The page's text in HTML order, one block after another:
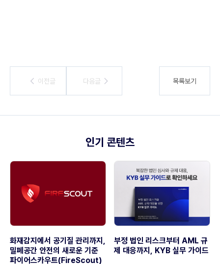
이전글
이전글 다음글
다음글 목록보기
인기 콘텐츠
화재감지에서 공기질 관리까지,
밀폐공간 안전의 새로운 기준
파이어스카우트(FireScout)
부정 법인 리스크부터 AML 규
제 대응까지, KYB 실무 가이드